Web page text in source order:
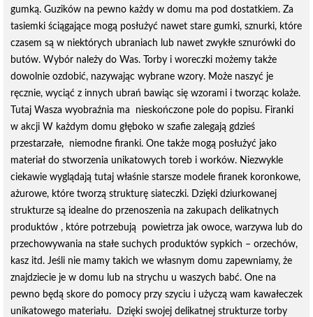
gumką. Guzików na pewno każdy w domu ma pod dostatkiem. Za
tasiemki ściągające mogą posłużyć nawet stare gumki, sznurki, które
czasem są w niektórych ubraniach lub nawet zwykłe sznurówki do
butów. Wybór należy do Was. Torby i woreczki możemy także
dowolnie ozdobić, nazywając wybrane wzory. Może naszyć je
ręcznie, wyciąć z innych ubrań bawiąc się wzorami i tworząc kolaże.
Tutaj Wasza wyobraźnia ma nieskończone pole do popisu. Firanki
w akcji W każdym domu głęboko w szafie zalegają gdzieś
przestarzałe, niemodne firanki. One także mogą posłużyć jako
materiał do stworzenia unikatowych toreb i worków. Niezwykle
ciekawie wyglądają tutaj właśnie starsze modele firanek koronkowe,
ażurowe, które tworzą strukturę siateczki. Dzięki dziurkowanej
strukturze są idealne do przenoszenia na zakupach delikatnych
produktów , które potrzebują powietrza jak owoce, warzywa lub do
przechowywania na stałe suchych produktów sypkich – orzechów,
kasz itd. Jeśli nie mamy takich we własnym domu zapewniamy, że
znajdziecie je w domu lub na strychu u waszych babć. One na
pewno będą skore do pomocy przy szyciu i użyczą wam kawałeczek
unikatowego materiału. Dzięki swojej delikatnej strukturze torby